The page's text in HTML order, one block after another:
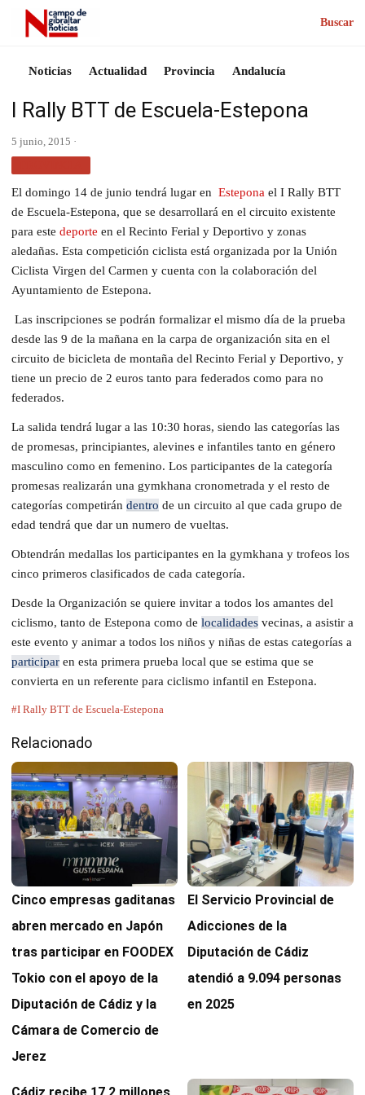
Buscar
Noticias Actualidad Provincia Andalucía
I Rally BTT de Escuela-Estepona
5 junio, 2015 ·
El domingo 14 de junio tendrá lugar en Estepona el I Rally BTT
de Escuela-Estepona, que se desarrollará en el circuito existente
para este deporte en el Recinto Ferial y Deportivo y zonas
aledañas. Esta competición ciclista está organizada por la Unión
Ciclista Virgen del Carmen y cuenta con la colaboración del
Ayuntamiento de Estepona.
Las inscripciones se podrán formalizar el mismo día de la prueba
desde las 9 de la mañana en la carpa de organización sita en el
circuito de bicicleta de montaña del Recinto Ferial y Deportivo, y
tiene un precio de 2 euros tanto para federados como para no
federados.
La salida tendrá lugar a las 10:30 horas, siendo las categorías las
de promesas, principiantes, alevines e infantiles tanto en género
masculino como en femenino. Los participantes de la categoría
promesas realizarán una gymkhana cronometrada y el resto de
categorías competirán dentro de un circuito al que cada grupo de
edad tendrá que dar un numero de vueltas.
Obtendrán medallas los participantes en la gymkhana y trofeos los
cinco primeros clasificados de cada categoría.
Desde la Organización se quiere invitar a todos los amantes del
ciclismo, tanto de Estepona como de localidades vecinas, a asistir a
este evento y animar a todos los niños y niñas de estas categorías a
participar en esta primera prueba local que se estima que se
convierta en un referente para ciclismo infantil en Estepona.
#I Rally BTT de Escuela-Estepona
Relacionado
Cinco empresas gaditanas
abren mercado en Japón
tras participar en FOODEX
Tokio con el apoyo de la
Diputación de Cádiz y la
Cámara de Comercio de
Jerez
El Servicio Provincial de
Adicciones de la
Diputación de Cádiz
atendió a 9.094 personas
en 2025